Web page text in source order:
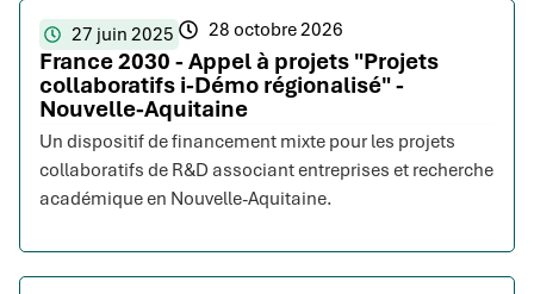
27 juin 2025 28 octobre 2026
France 2030 - Appel à projets "Projets
collaboratifs i-Démo régionalisé" -
Nouvelle-Aquitaine
Un dispositif de financement mixte pour les projets
collaboratifs de R&D associant entreprises et recherche
académique en Nouvelle-Aquitaine.